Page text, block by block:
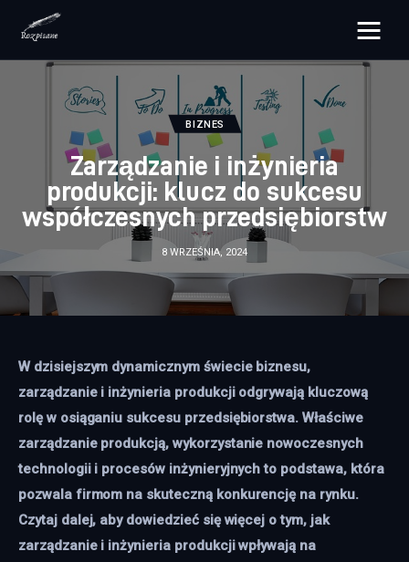
rozpisane.pl
Zdrowie
Uroda
Dom i ogród
BIZNES
Zarządzanie i inżynieria
produkcji: klucz do sukcesu
współczesnych przedsiębiorstw
8 WRZEŚNIA, 2024
W dzisiejszym dynamicznym świecie biznesu,
zarządzanie i inżynieria produkcji odgrywają kluczową
rolę w osiąganiu sukcesu przedsiębiorstwa. Właściwe
zarządzanie produkcją, wykorzystanie nowoczesnych
technologii i procesów inżynieryjnych to podstawa, która
pozwala firmom na skuteczną konkurencję na rynku.
Czytaj dalej, aby dowiedzieć się więcej o tym, jak
zarządzanie i inżynieria produkcji wpływają na